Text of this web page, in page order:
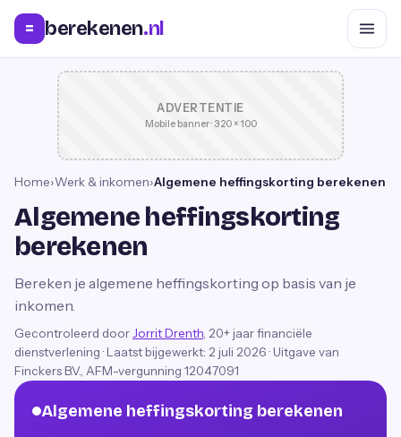
= berekenen.nl
ADVERTENTIE
Mobile banner · 320 × 100
Home›Werk & inkomen›Algemene heffingskorting berekenen
Algemene heffingskorting
berekenen
Bereken je algemene heffingskorting op basis van je
inkomen.
Gecontroleerd door Jorrit Drenth , 20+ jaar financiële
dienstverlening · Laatst bijgewerkt: 2 juli 2026 · Uitgave van
Finckers B.V., AFM-vergunning 12047091
Algemene heffingskorting berekenen